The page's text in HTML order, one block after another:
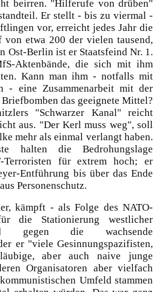
beirren. "Hilferufe von drüben"
Er stellt - bis zu viermal -
vor, erreicht jedes Jahr die
von etwa 200 der vielen tausend,
Ost-Berlin ist er Staatsfeind Nr. 1.
Aktenbände, die sich mit ihm
Kann man ihm - notfalls mit
- eine Zusammenarbeit mit der
das geeignete Mittel?
"Schwarzer Kanal" reicht
aus. "Der Kerl muss weg", soll
mehr als einmal verlangt haben.
halten die Bedrohungslage
Terroristen für extrem hoch; er
Entführung bis über das Ende
Personenschutz.
kämpft - als Folge des NATO-
die Stationierung westlicher
gegen die wachsende
er "viele Gesinnungspazifisten,
aber auch naive junge
Organisatoren aber vielfach
Umfeld stammen